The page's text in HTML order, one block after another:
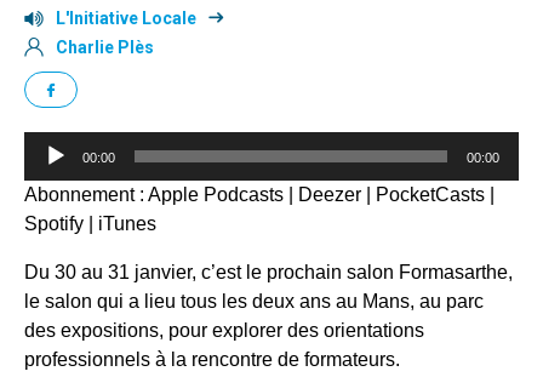
L'Initiative Locale
Charlie Plès
Lecteur
00:00 00:00
Abonnement : Apple Podcasts Deezer PocketCasts
Spotify
iTunes
Du 30 au 31 janvier, c’est le prochain salon Formasarthe,
le salon qui a lieu tous les deux ans au Mans, au parc
des expositions, pour explorer des orientations
professionnels à la rencontre de formateurs.